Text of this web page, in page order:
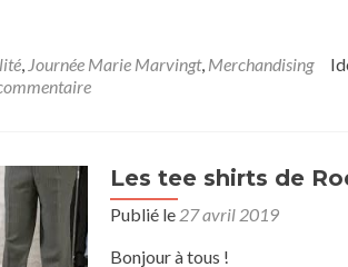
, Journée Marie Marvingt, Merchandising
Les tee shirts de
Publié le 27 avril 2019
Bonjour à tous !